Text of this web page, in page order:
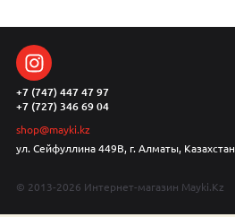
+7 (747) 447 47 97
+7 (727) 346 69 04
shop@mayki.kz
ул. Сейфуллина 449В, г. Алматы, Казахстан
© 2013-2026 Интернет-магазин Mayki.Kz